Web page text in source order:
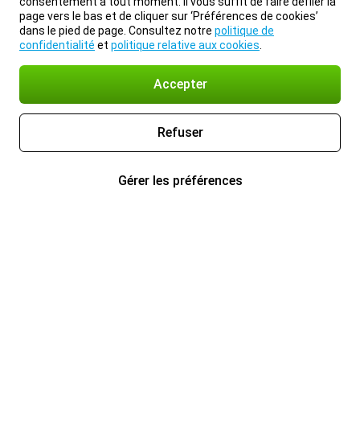
page vers le bas et de cliquer sur ‘Préférences de cookies’
dans le pied de page. Consultez notre politique de
confidentialité et politique relative aux cookies
Accepter
Refuser
Gérer les préférences